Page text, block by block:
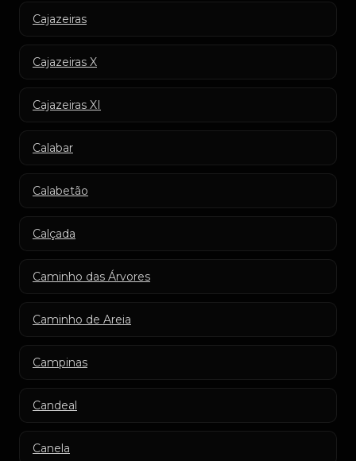
Cajazeiras
Cajazeiras X
Cajazeiras XI
Calabar
Calabetão
Calçada
Caminho das Árvores
Caminho de Areia
Campinas
Candeal
Canela